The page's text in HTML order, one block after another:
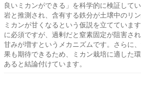
良いミカンができる」を科学的に検証して
岩と推測され、含有する鉄分が土壌中のリ
ミカンが甘くなるという仮説を立てていま
に必須ですが、過剰だと窒素固定が阻害さ
甘みが増すというメカニズムです。さらに
果も期待できるため、ミカン栽培に適した
あると結論付けています。